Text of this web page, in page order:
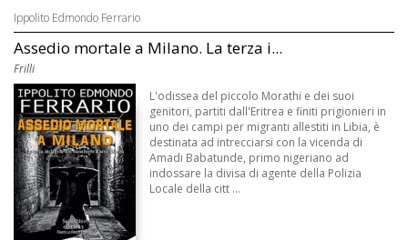
Ippolito Edmondo Ferrario
Assedio mortale a Milano. La terza i...
Frilli
L'odissea del piccolo Morathi e dei suoi
genitori, partiti dall'Eritrea e finiti prigionieri in
uno dei campi per migranti allestiti in Libia, è
destinata ad intrecciarsi con la vicenda di
Amadi Babatunde, primo nigeriano ad
indossare la divisa di agente della Polizia
Locale della citt ...